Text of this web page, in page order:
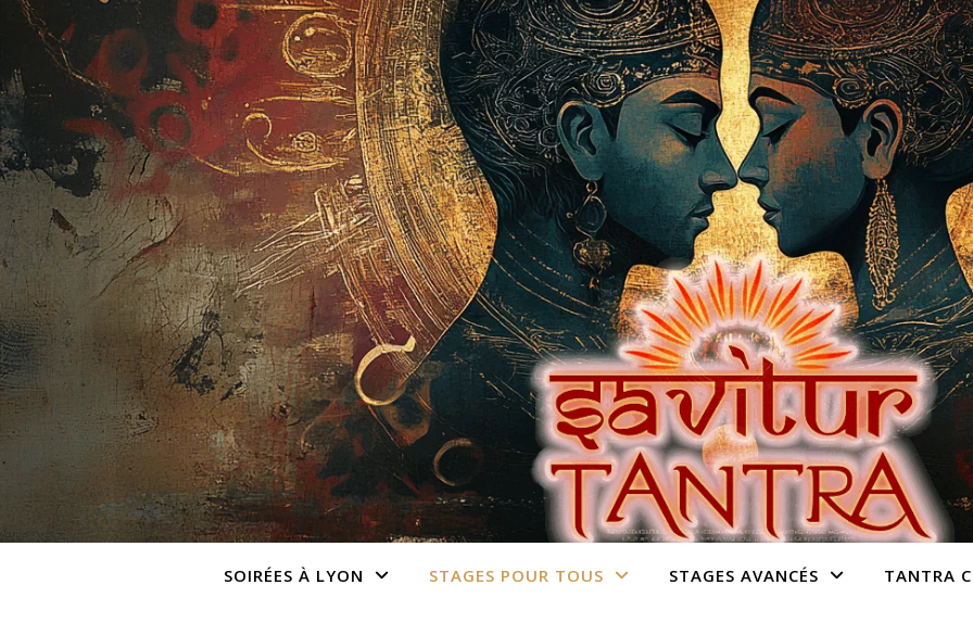
SOIRÉES À LYON STAGES POUR TOUS STAGES AVANCÉS TANTRA